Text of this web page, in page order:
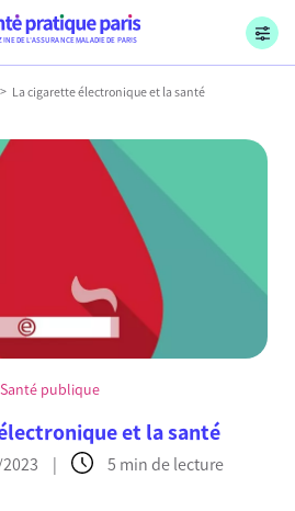
sociale, l’Assurance Maladie, Paris
DE L’ASSURANCE MALADIE DE PARIS
La cigarette électronique et la santé
Santé publique
et la santé
| 5 min de lecture